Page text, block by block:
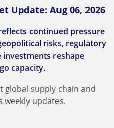
Update: Aug 06, 2026
continued pressure
risks, regulatory
reshape
capacity.
global supply chain and
weekly updates.